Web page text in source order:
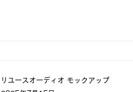
リユースオーディオ モックアップ